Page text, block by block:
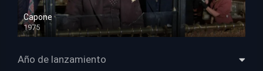
Capone
1975
HD 1080p
Año de lanzamiento